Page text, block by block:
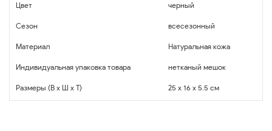
Цвет черный
Сезон всесезонный
Материал Натуральная кожа
Индивидуальная упаковка товара нетканый мешок
Размеры (В x Ш x Т) 25 x 16 x 5.5 см